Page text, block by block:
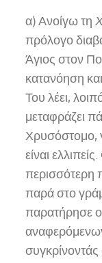
α) Ανοίγω τη
πρόλογο
Άγιος στον
κατανόηση
Του λέει,
μεταφράζει
Χρυσόστομο,
είναι
περισσότερη
παρά στο
παρατήρησε ο